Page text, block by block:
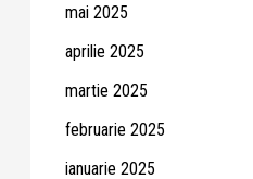
mai 2025
aprilie 2025
martie 2025
februarie 2025
ianuarie 2025